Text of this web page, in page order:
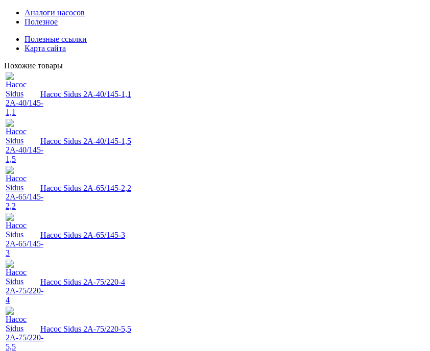
Аналоги насосов
Полезное
Полезные ссылки
Карта сайта
Похожие товары
Насос Sidus 2А-40/145-1,1
Насос Sidus 2А-40/145-1,5
Насос Sidus 2А-65/145-2,2
Насос Sidus 2А-65/145-3
Насос Sidus 2А-75/220-4
Насос Sidus 2А-75/220-5,5